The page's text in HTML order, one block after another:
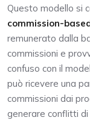
Questo modello si
commission-
remunerato dalla
commissioni e
confuso con il
può ricevere una
commissioni dai
generare conflitti di